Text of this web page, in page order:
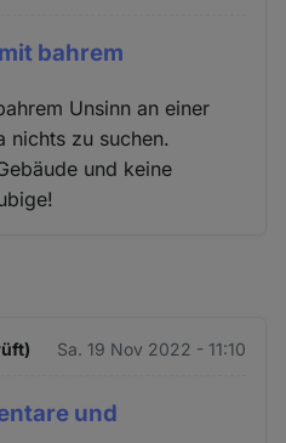
bahrem
Unsinn an einer
nichts zu suchen.
und keine
Sa. 19 Nov 2022 - 11:10
und